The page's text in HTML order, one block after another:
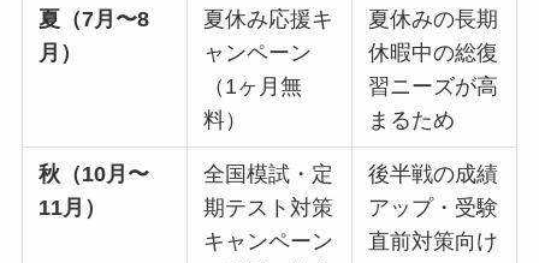
夏（7月〜8
月）
夏休み応援キ
ャンペーン
（1ヶ月無
料）
夏休みの長期
休暇中の総復
習ニーズが高
まるため
秋（10月〜
11月）
全国模試・定
期テスト対策
キャンペーン
後半戦の成績
アップ・受験
直前対策向け